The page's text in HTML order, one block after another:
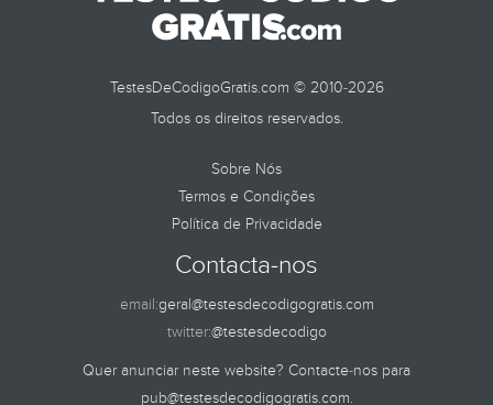
TestesDeCodigoGratis.com © 2010-2026
Todos os direitos reservados.
Sobre Nós
Termos e Condições
Política de Privacidade
Contacta-nos
email:geral@testesdecodigogratis.com
twitter:@testesdecodigo
Quer anunciar neste website? Contacte-nos para
pub@testesdecodigogratis.com.